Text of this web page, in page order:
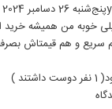
پنج‌شنبه 26 دسامبر 2024
خوبه من همیشه خرید
سریع و هم قیمتاش
(
1نفر دوست داشتند )